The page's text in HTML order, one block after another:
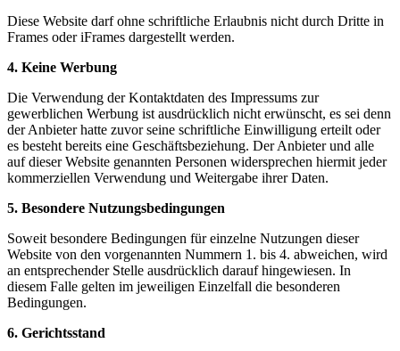
Diese Website darf ohne schriftliche Erlaubnis nicht durch Dritte in
Frames oder iFrames dargestellt werden.
4. Keine Werbung
Die Verwendung der Kontaktdaten des Impressums zur
gewerblichen Werbung ist ausdrücklich nicht erwünscht, es sei denn
der Anbieter hatte zuvor seine schriftliche Einwilligung erteilt oder
es besteht bereits eine Geschäftsbeziehung. Der Anbieter und alle
auf dieser Website genannten Personen widersprechen hiermit jeder
kommerziellen Verwendung und Weitergabe ihrer Daten.
5. Besondere Nutzungsbedingungen
Soweit besondere Bedingungen für einzelne Nutzungen dieser
Website von den vorgenannten Nummern 1. bis 4. abweichen, wird
an entsprechender Stelle ausdrücklich darauf hingewiesen. In
diesem Falle gelten im jeweiligen Einzelfall die besonderen
Bedingungen.
6. Gerichtsstand